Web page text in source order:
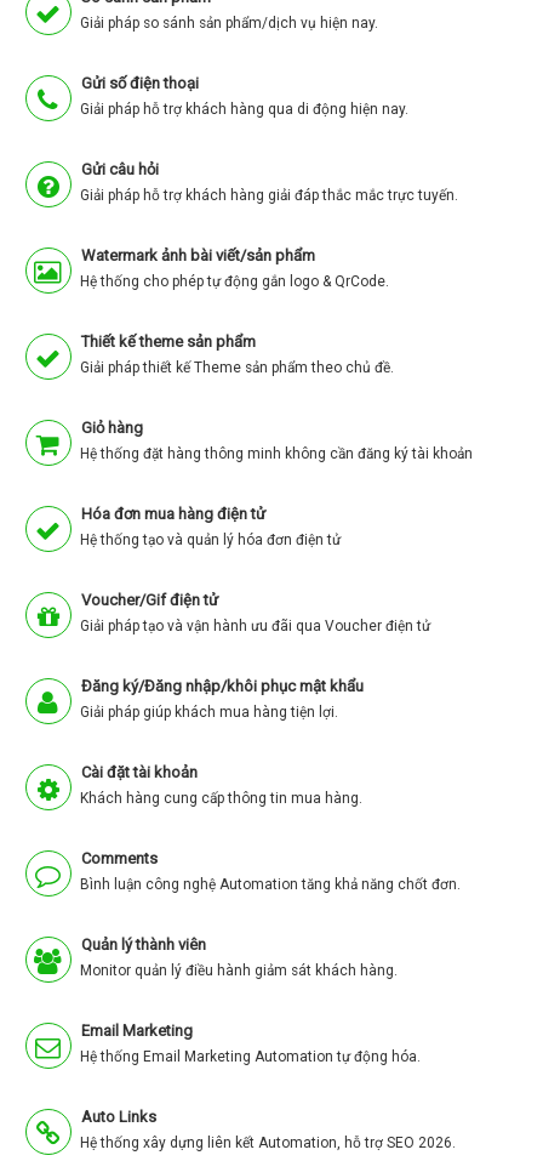
Giải pháp so sánh sản phẩm/dịch vụ hiện nay.
Gửi số điện thoại
Giải pháp hỗ trợ khách hàng qua di động hiện nay.
Gửi câu hỏi
Giải pháp hỗ trợ khách hàng giải đáp thắc mắc trực tuyến.
Watermark ảnh bài viết/sản phẩm
Hệ thống cho phép tự động gắn logo & QrCode.
Thiết kế theme sản phẩm
Giải pháp thiết kế Theme sản phẩm theo chủ đề.
Giỏ hàng
Hệ thống đặt hàng thông minh không cần đăng ký tài khoản
Hóa đơn mua hàng điện tử
Hệ thống tạo và quản lý hóa đơn điện tử
Voucher/Gif điện tử
Giải pháp tạo và vận hành ưu đãi qua Voucher điện tử
Đăng ký/Đăng nhập/khôi phục mật khẩu
Giải pháp giúp khách mua hàng tiện lợi.
Cài đặt tài khoản
Khách hàng cung cấp thông tin mua hàng.
Comments
Bình luận công nghệ Automation tăng khả năng chốt đơn.
Quản lý thành viên
Monitor quản lý điều hành giảm sát khách hàng.
Email Marketing
Hệ thống Email Marketing Automation tự động hóa.
Auto Links
Hệ thống xây dựng liên kết Automation, hỗ trợ SEO 2026.